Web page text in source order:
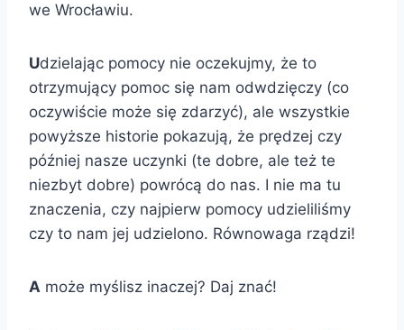
we Wrocławiu.
Udzielając pomocy nie oczekujmy, że to
otrzymujący pomoc się nam odwdzięczy (co
oczywiście może się zdarzyć), ale wszystkie
powyższe historie pokazują, że prędzej czy
później nasze uczynki (te dobre, ale też te
niezbyt dobre) powrócą do nas. I nie ma tu
znaczenia, czy najpierw pomocy udzieliliśmy
czy to nam jej udzielono. Równowaga rządzi!
A może myślisz inaczej? Daj znać!